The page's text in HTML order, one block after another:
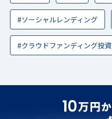
#ソーシャルレンディング
#クラウドファンディング投資